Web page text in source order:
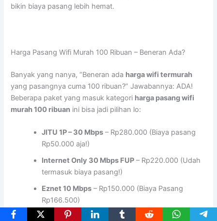
bikin biaya pasang lebih hemat.
Harga Pasang Wifi Murah 100 Ribuan – Beneran Ada?
Banyak yang nanya, “Beneran ada harga wifi termurah
yang pasangnya cuma 100 ribuan?” Jawabannya: ADA!
Beberapa paket yang masuk kategori harga pasang wifi
murah 100 ribuan ini bisa jadi pilihan lo:
JITU 1P – 30 Mbps – Rp280.000 (Biaya pasang
Rp50.000 aja!)
Internet Only 30 Mbps FUP – Rp220.000 (Udah
termasuk biaya pasang!)
Eznet 10 Mbps – Rp150.000 (Biaya Pasang
Rp166.500)